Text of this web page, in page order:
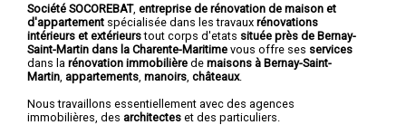
Société SOCOREBAT, entreprise de rénovation de maison et
d'appartement spécialisée dans les travaux rénovations
intérieurs et extérieurstout corps d'etats située près de Bernay-
Saint-Martin dans la Charente-Maritime vous offre ses services
dans la rénovation immobilière de maisons à Bernay-Saint-
Martin appartements manoirs châteaux.
Nous travaillons essentiellement avec des agences
immobilières, des architectes et des particuliers.